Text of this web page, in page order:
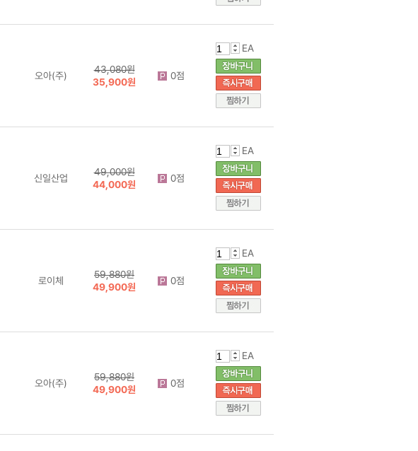
오아(주)
43,080원
35,900원
0점
EA
신일산업
49,000원
44,000원
0점
EA
로이체
59,880원
49,900원
0점
EA
오아(주)
59,880원
49,900원
0점
EA